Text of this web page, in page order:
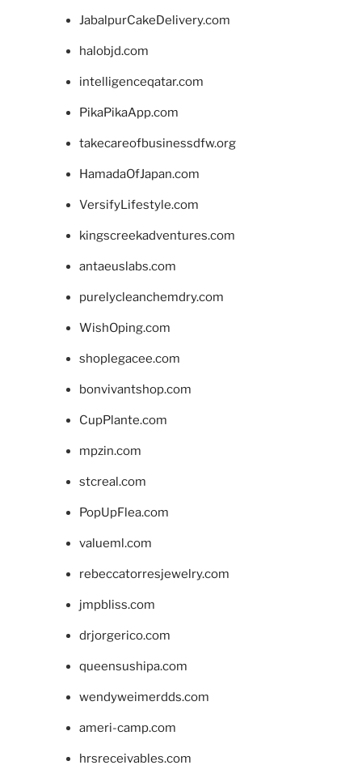
JabalpurCakeDelivery.com
halobjd.com
intelligenceqatar.com
PikaPikaApp.com
takecareofbusinessdfw.org
HamadaOfJapan.com
VersifyLifestyle.com
kingscreekadventures.com
antaeuslabs.com
purelycleanchemdry.com
WishOping.com
shoplegacee.com
bonvivantshop.com
CupPlante.com
mpzin.com
stcreal.com
PopUpFlea.com
valueml.com
rebeccatorresjewelry.com
jmpbliss.com
drjorgerico.com
queensushipa.com
wendyweimerdds.com
ameri-camp.com
hrsreceivables.com